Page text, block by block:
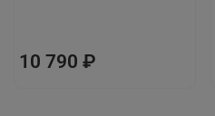
10 790 ₽